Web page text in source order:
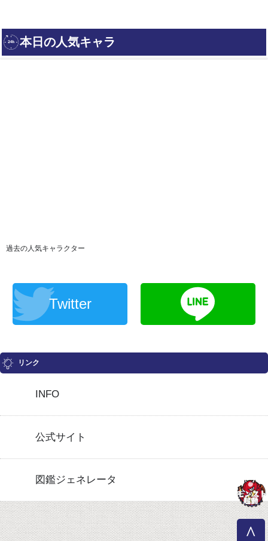
過去の人気キャラクター
Twitter
リンク
INFO
公式サイト
図鑑ジェネレータ